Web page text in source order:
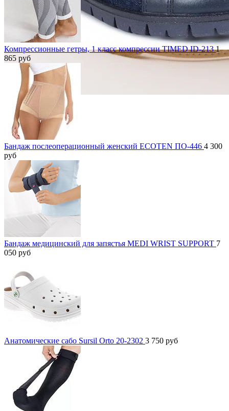
Компрессионные гетры, 1 класс компрессии TIMED ID-2131
865 руб
Бандаж послеоперационный женский ECOTEN ПО-446 4 300
руб
Бандаж медицинский для запястья MEDI WRIST SUPPORT 7
050 руб
Анатомические сабо Sursil Orto 20-2302 3 750 руб